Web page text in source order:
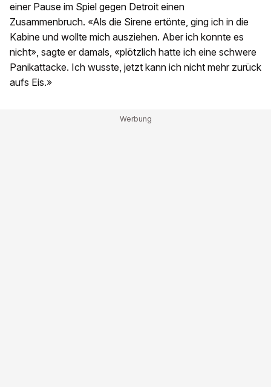
einer Pause im Spiel gegen Detroit einen
Zusammenbruch. «Als die Sirene ertönte, ging ich in die
Kabine und wollte mich ausziehen. Aber ich konnte es
nicht», sagte er damals, «plötzlich hatte ich eine schwere
Panikattacke. Ich wusste, jetzt kann ich nicht mehr zurück
aufs Eis.»